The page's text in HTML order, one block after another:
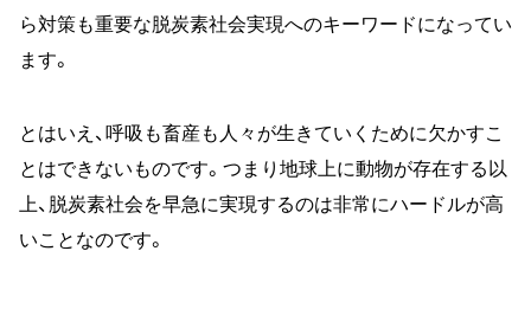
ら対策も重要な脱炭素社会実現へのキーワードになってい
ます。
とはいえ、呼吸も畜産も人々が生きていくために欠かすこ
とはできないものです。つまり地球上に動物が存在する以
上、脱炭素社会を早急に実現するのは非常にハードルが高
いことなのです。